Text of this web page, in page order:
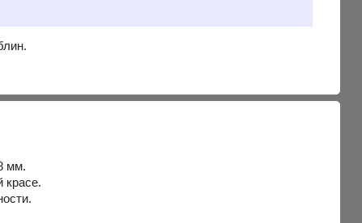
мм.
красе.